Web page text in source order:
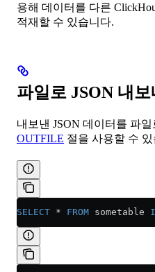
용해 데이터를 다른
적재할 수 있습니다.
파일로 JSON 내보
내보낸 JSON 데이터를 파
OUTFILE 절을 사용할 수
SELECT * FROM sometable